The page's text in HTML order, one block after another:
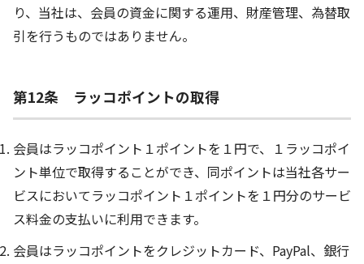
り、当社は、会員の資金に関する運用、財産管理、為替取
引を行うものではありません。
第12条 ラッコポイントの取得
会員はラッコポイント１ポイントを１円で、１ラッコポイ
ント単位で取得することができ、同ポイントは当社各サー
ビスにおいてラッコポイント１ポイントを１円分のサービ
ス料金の支払いに利用できます。
会員はラッコポイントをクレジットカード、PayPal、銀行